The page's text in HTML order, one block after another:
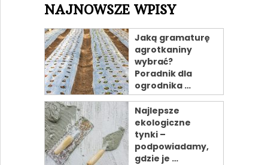
NAJNOWSZE WPISY
Jaką gramaturę
agrotkaniny
wybrać?
Poradnik dla
ogrodnika …
Najlepsze
ekologiczne
tynki –
podpowiadamy,
gdzie je …